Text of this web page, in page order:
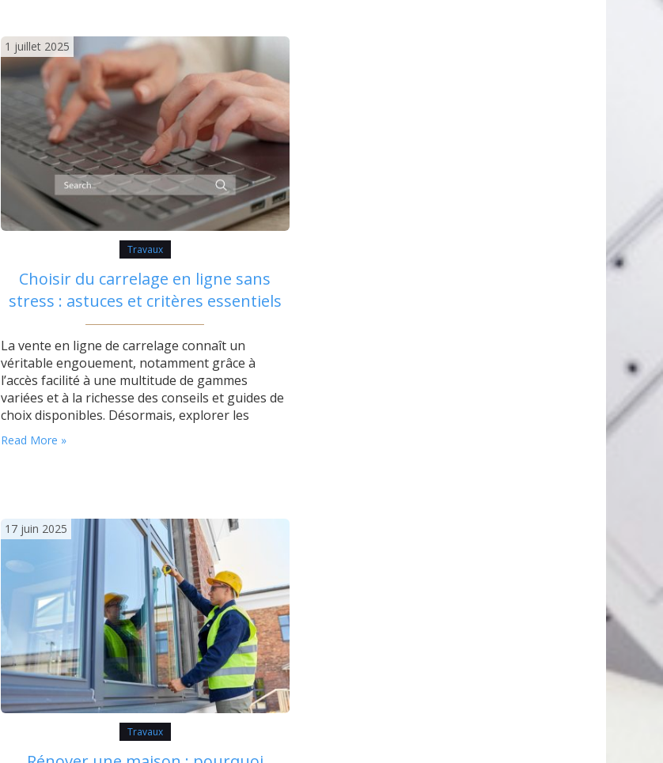
indemnisation et…
1 juillet 2025
Travaux
Choisir du carrelage en ligne sans
stress : astuces et critères essentiels
La vente en ligne de carrelage connaît un
véritable engouement, notamment grâce à
l’accès facilité à une multitude de gammes
variées et à la richesse des conseils et guides de
choix disponibles. Désormais, explorer les
options de carrelage intérieur et extérieur ne se
limite plus à feuilleter quelques catalogues
Read More »
17 juin 2025
Travaux